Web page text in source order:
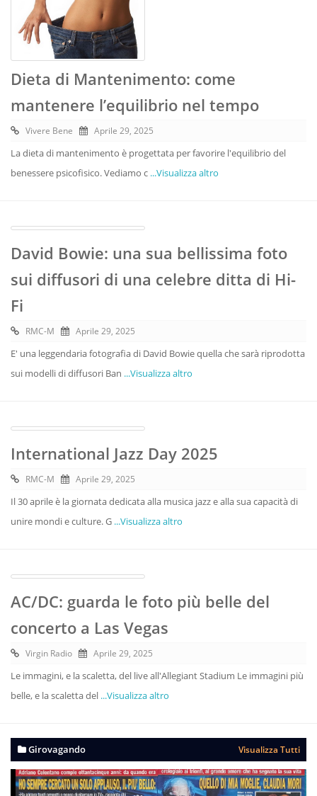
Dieta di Mantenimento: come
mantenere l’equilibrio nel tempo
Vivere Bene Aprile 29, 2025
La dieta di mantenimento è progettata per favorire l'equilibrio del
benessere psicofisico. Vediamo c ...Visualizza altro
David Bowie: una sua bellissima foto
sui diffusori di una celebre ditta di Hi-
Fi
RMC-M Aprile 29, 2025
E' una leggendaria fotografia di David Bowie quella che sarà riprodotta
sui modelli di diffusori Ban ...Visualizza altro
International Jazz Day 2025
RMC-M Aprile 29, 2025
Il 30 aprile è la giornata dedicata alla musica jazz e alla sua capacità di
unire mondi e culture. G ...Visualizza altro
AC/DC: guarda le foto più belle del
concerto a Las Vegas
Virgin Radio Aprile 29, 2025
Le immagini, e la scaletta, del live all'Allegiant Stadium Le immagini più
belle, e la scaletta del ...Visualizza altro
Girovagando Visualizza Tutti